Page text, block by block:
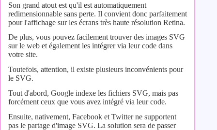
Son grand atout est qu'il est automatiquement
redimensionnable sans perte. Il convient donc parfaitement
pour l'affichage sur les écrans très haute résolution Retina.
De plus, vous pouvez facilement trouver des images SVG
sur le web et également les intégrer via leur code dans
votre site.
Toutefois, attention, il existe plusieurs inconvénients pour
le SVG.
Tout d'abord, Google indexe les fichiers SVG, mais pas
forcément ceux que vous avez intégré via leur code.
Ensuite, nativement, Facebook et Twitter ne supportent
pas le partage d'image SVG. La solution sera de passer